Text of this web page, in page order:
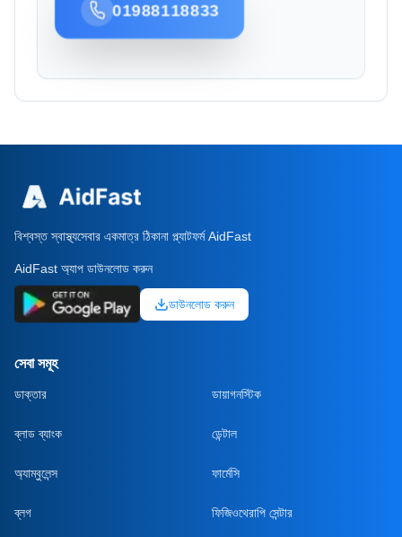
01988118833
বিশ্বস্ত স্বাস্থ্যসেবার একমাত্র ঠিকানা প্ল্যাটফর্ম AidFast
AidFast অ্যাপ ডাউনলোড করুন
ডাউনলোড করুন
সেবা সমূহ
ডাক্তার ডায়াগনস্টিক
ব্লাড ব্যাংক ডেন্টাল
অ্যাম্বুলেন্স ফার্মেসি
ব্লগ ফিজিওথেরাপি সেন্টার